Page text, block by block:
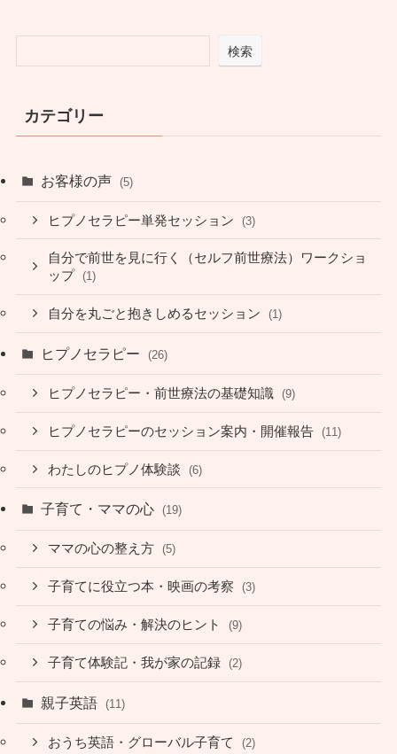
検索
カテゴリー
お客様の声 (5)
ヒプノセラピー単発セッション (3)
自分で前世を見に行く（セルフ前世療法）ワークショ
ップ (1)
自分を丸ごと抱きしめるセッション (1)
ヒプノセラピー (26)
ヒプノセラピー・前世療法の基礎知識 (9)
ヒプノセラピーのセッション案内・開催報告 (11)
わたしのヒプノ体験談 (6)
子育て・ママの心 (19)
ママの心の整え方 (5)
子育てに役立つ本・映画の考察 (3)
子育ての悩み・解決のヒント (9)
子育て体験記・我が家の記録 (2)
親子英語 (11)
おうち英語・グローバル子育て (2)